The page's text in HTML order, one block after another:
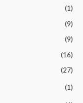
(1)
(9)
(9)
(16)
(27)
(1)